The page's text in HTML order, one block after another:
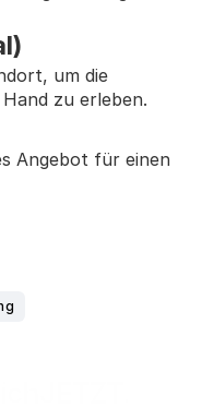
um die
zu erleben.
Angebot für einen